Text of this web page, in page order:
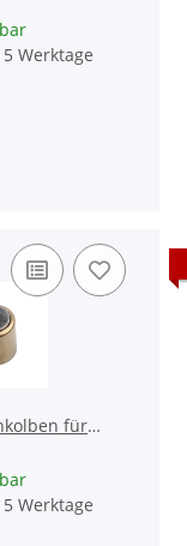
MN5-006
Werktage
für
CBR 600
750
Werktage